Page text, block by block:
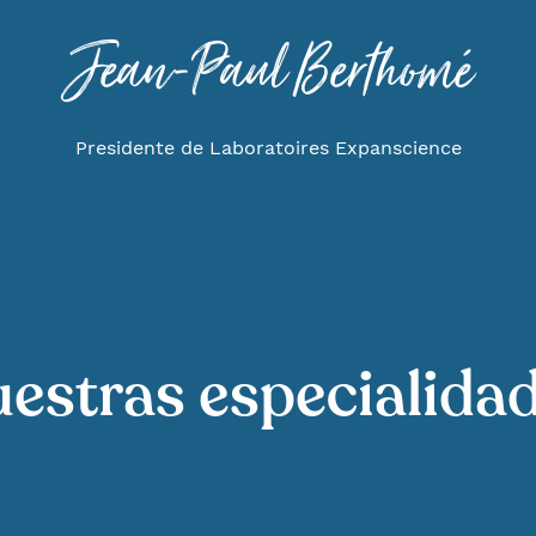
Jean-Paul Berthomé
Presidente de Laboratoires Expanscience